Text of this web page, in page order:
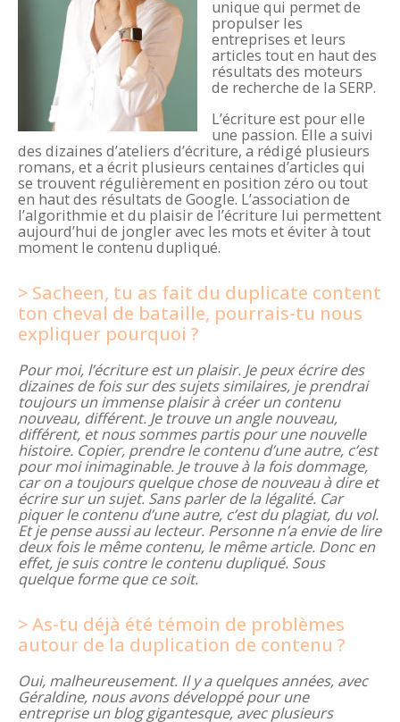
unique qui permet de
propulser les
entreprises et leurs
articles tout en haut des
résultats des moteurs
de recherche de la SERP.
L’écriture est pour elle
une passion. Elle a suivi
des dizaines d’ateliers d’écriture, a rédigé plusieurs
romans, et a écrit plusieurs centaines d’articles qui
se trouvent régulièrement en position zéro ou tout
en haut des résultats de Google. L’association de
l’algorithmie et du plaisir de l’écriture lui permettent
aujourd’hui de jongler avec les mots et éviter à tout
moment le contenu dupliqué.
Sacheen, tu as fait du duplicate content
ton cheval de bataille, pourrais-tu nous
expliquer pourquoi ?
Pour moi, l’écriture est un plaisir. Je peux écrire des
dizaines de fois sur des sujets similaires, je prendrai
toujours un immense plaisir à créer un contenu
nouveau, différent. Je trouve un angle nouveau,
différent, et nous sommes partis pour une nouvelle
histoire. Copier, prendre le contenu d’une autre, c’est
pour moi inimaginable. Je trouve à la fois dommage,
car on a toujours quelque chose de nouveau à dire et
écrire sur un sujet. Sans parler de la légalité. Car
piquer le contenu d’une autre, c’est du plagiat, du vol.
Et je pense aussi au lecteur. Personne n’a envie de lire
deux fois le même contenu, le même article. Donc en
effet, je suis contre le contenu dupliqué. Sous
quelque forme que ce soit.
As-tu déjà été témoin de problèmes
autour de la duplication de contenu ?
Oui, malheureusement. Il y a quelques années, avec
Géraldine, nous avons développé pour une
entreprise un blog gigantesque, avec plusieurs